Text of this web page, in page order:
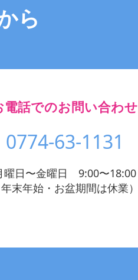
ら
電話でのお問い合わせ
0774-63-1131
曜日〜金曜日 9:00〜18:00
末年始・お盆期間は休業）